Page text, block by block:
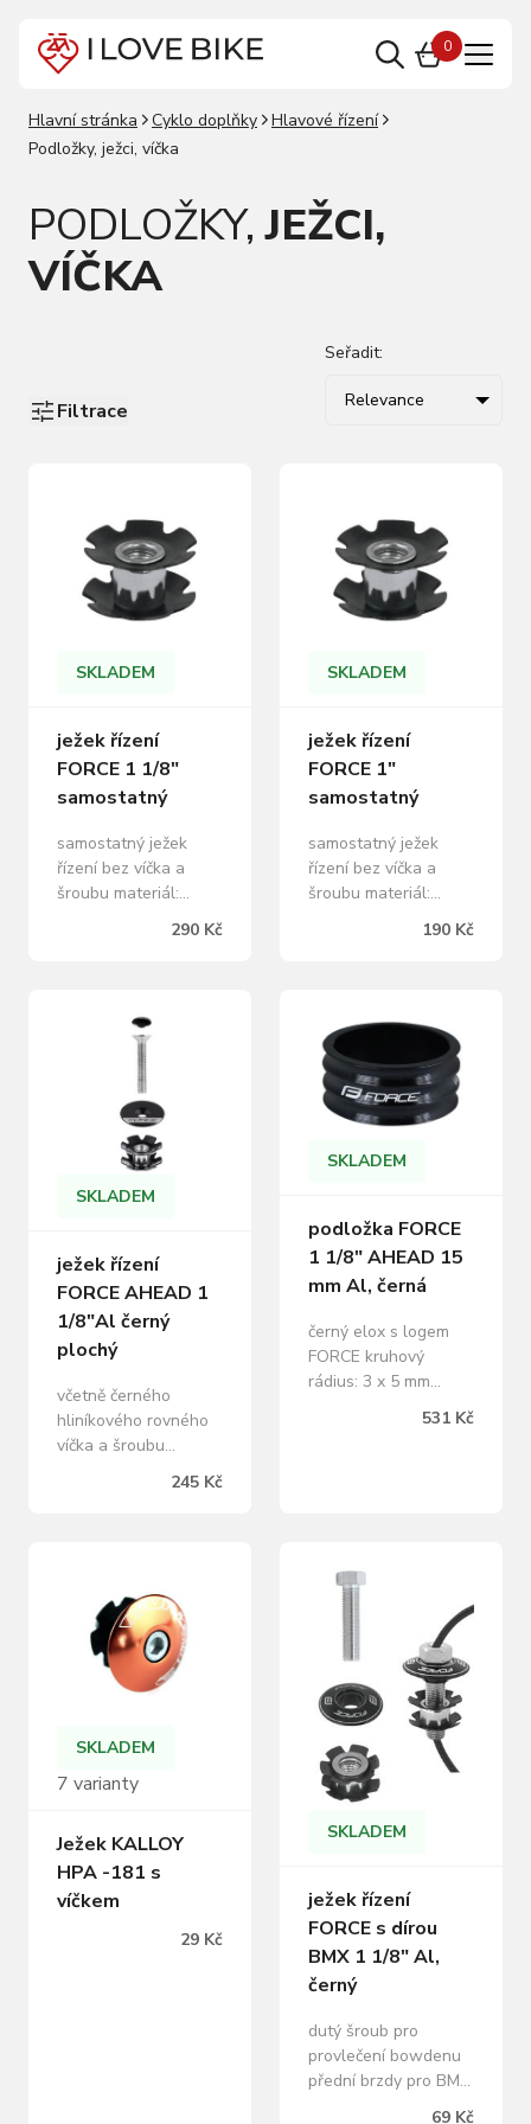
0
Hlavní stránka Cyklo doplňky
Hlavové řízení
Podložky, ježci, víčka
PODLOŽKY,JEŽCI,
VÍČKA
Filtrace
Seřadit:
Relevance
SKLADEM
ježek řízení
FORCE 1 1/8"
samostatný
samostatný ježek
řízení bez víčka a
šroubu materiál:
hliník/ocel hmotnost 1
ks: 9,5 g prodej po 10
290 Kč
SKLADEM
ježek řízení
FORCE 1"
samostatný
samostatný ježek
řízení bez víčka a
šroubu materiál:
hliník/ocel hmotnost 1
ks: 9 g prodej po 10
190 Kč
SKLADEM
ježek řízení
FORCE AHEAD 1
1/8"Al černý
plochý
včetně černého
hliníkového rovného
víčka a šroubu
materiál: Al hliník,
245 Kč
SKLADEM
podložka FORCE
1 1/8" AHEAD 15
mm Al, černá
černý elox s logem
FORCE kruhový
rádius: 3 x 5 mm
materiál: Al hliník
vnitřní průměr: 29 mm
uvedená cena je za 1
531 Kč
SKLADEM
7 varianty
Ježek KALLOY
HPA -181 s
víčkem
29 Kč
SKLADEM
ježek řízení
FORCE s dírou
BMX 1 1/8" Al,
černý
dutý šroub pro
provlečení bowdenu
přední brzdy pro BMX
69 Kč